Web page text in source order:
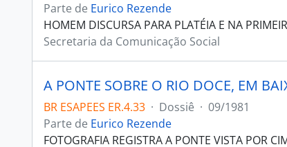
Parte de Eurico Rezende
HOMEM DISCURSA PARA PLATÉIA E NA
Secretaria da Comunicação Social
A PONTE SOBRE O RIO DOCE, EM
BR ESAPEES ER.4.33 · Dossiê · 09/1981
Parte de Eurico Rezende
FOTOGRAFIA REGISTRA A PONTE VISTA POR